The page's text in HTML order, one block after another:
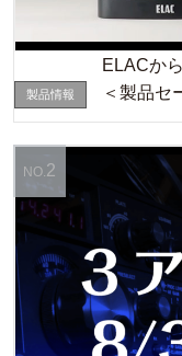
製品情報
ELACか
＜製品セ
NO. 2